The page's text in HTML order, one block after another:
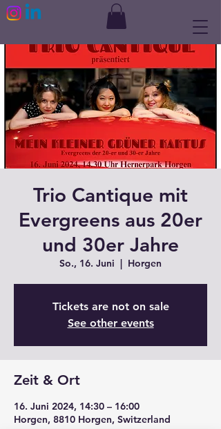
Trio Cantique mit
Evergreens aus 20er
und 30er Jahre
So., 16. Juni
  |
Horgen
Tickets are not on sale
See other events
Zeit & Ort
16. Juni 2024, 14:30 – 16:00
Horgen, 8810 Horgen, Switzerland